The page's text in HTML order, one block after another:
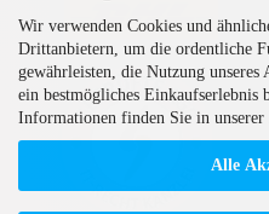
Wir verwenden Cookies und
Drittanbietern, um die ordentliche
gewährleisten, die Nutzung unseres
ein bestmögliches Einkaufserlebnis
Informationen finden Sie in unserer
Alle